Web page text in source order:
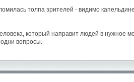
толпа зрителей - видимо
который направит людей в нужное
одни вопросы.